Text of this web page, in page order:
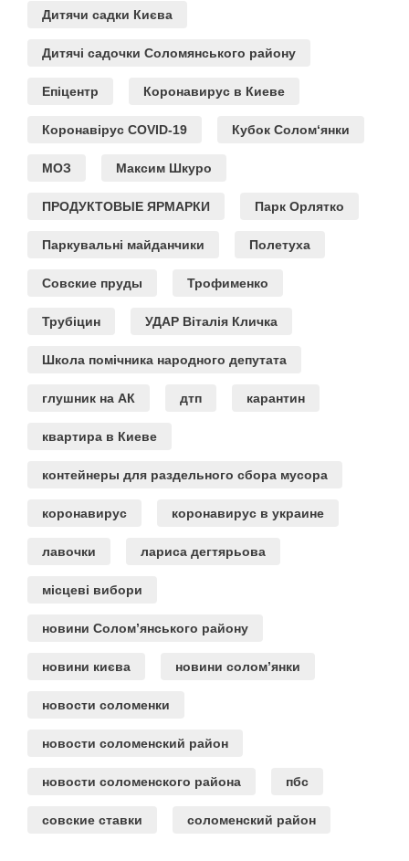
Дитячи садки Києва
Дитячі садочки Соломянського району
Епіцентр Коронавирус в Киеве
Коронавірус COVID-19 Кубок Солом‘янки
МОЗ Максим Шкуро
ПРОДУКТОВЫЕ ЯРМАРКИ Парк Орлятко
Паркувальні майданчики Полетуха
Совские пруды Трофименко
Трубіцин УДАР Віталія Кличка
Школа помічника народного депутата
глушник на АК дтп карантин
квартира в Киеве
контейнеры для раздельного сбора мусора
коронавирус коронавирус в украине
лавочки лариса дегтярьова
місцеві вибори
новини Солом’янського району
новини києва новини солом’янки
новости соломенки
новости соломенский район
новости соломенского района пбс
совские ставки соломенский район